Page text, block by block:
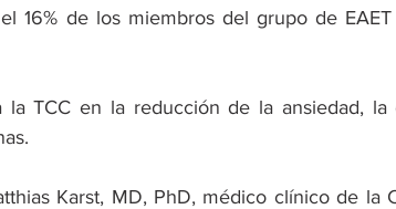
16% de los miembros del grupo de
la TCC en la reducción de la ansiedad,
Karst, MD, PhD, médico clínico de la